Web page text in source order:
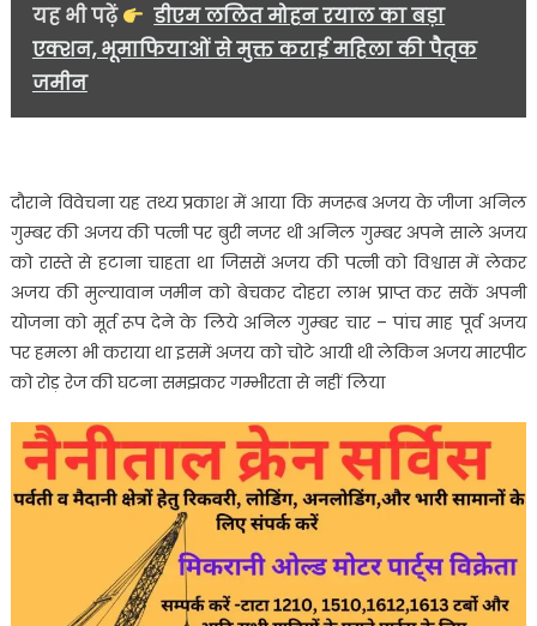
यह भी पढ़ें
डीएम ललित मोहन रयाल का बड़ा
एक्शन, भूमाफियाओं से मुक्त कराई महिला की पैतृक
जमीन
दौराने विवेचना यह तथ्य प्रकाश में आया कि मजरूब अजय के जीजा अनिल
गुम्बर की अजय की पत्नी पर बुरी नजर थी अनिल गुम्बर अपने साले अजय
को रास्ते से हटाना चाहता था जिससें अजय की पत्नी को विश्वास में लेकर
अजय की मुल्यावान जमीन को बेचकर दोहरा लाभ प्राप्त कर सकें अपनी
योजना को मूर्त रूप देने के लिये अनिल गुम्बर चार – पांच माह पूर्व अजय
पर हमला भी कराया था इसमें अजय को चोटे आयी थी लेकिन अजय मारपीट
को रोड़ रेज की घटना समझकर गम्भीरता से नहीं लिया